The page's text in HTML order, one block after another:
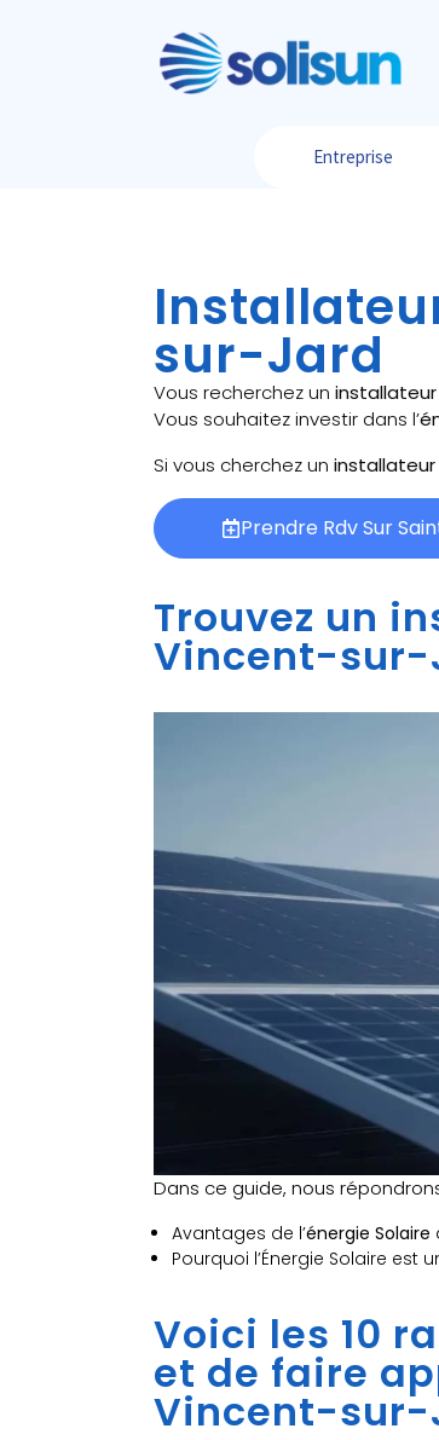
Entreprise
sur-Jard
Vous recherchez un
Vous souhaitez investir dans l’
Si vous cherchez un installateur
Prendre Rdv Sur
Trouvez un
Vincent-sur-
Dans ce guide, nous
Avantages de l’énergie Solaire
Pourquoi l’Énergie Solaire est
Voici les 10
et de faire
Vincent-sur-